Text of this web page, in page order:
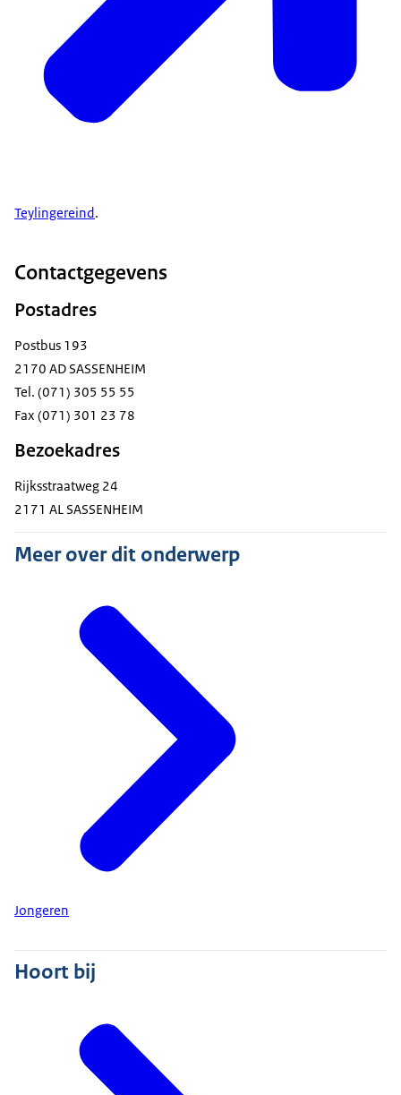
Teylingereind.
Contactgegevens
Postadres
Postbus 193
2170 AD SASSENHEIM
Tel. (071) 305 55 55
Fax (071) 301 23 78
Bezoekadres
Rijksstraatweg 24
2171 AL SASSENHEIM
Meer over dit onderwerp
Jongeren
Hoort bij